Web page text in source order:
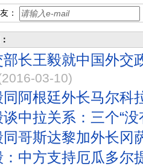
：
部长王毅就中国外交
03-10)
同阿根廷外长马尔科
中拉关系：三个“没
同哥斯达黎加外长冈
：中方支持厄瓜多尔